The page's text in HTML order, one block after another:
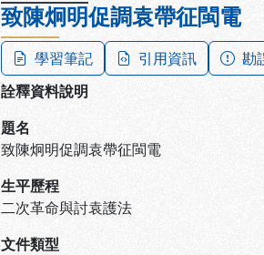
致陳炯明促調袁帶征閩電
學習筆記 引用資訊 勘
詮釋資料說明
題名
致陳炯明促調袁帶征閩電
生平歷程
二次革命與討袁護法
文件類型